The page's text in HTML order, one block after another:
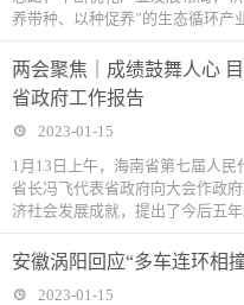
养带种、以种促养”的生态循环产
两会聚焦｜成绩鼓舞人心
省政府工作报告
2023-01-15
1月13日上午，海南省第七届人民
省长冯飞代表省政府向大会作政
济社会发展成就，提出了今后五
安徽涡阳回应“多车连环相
2023-01-15